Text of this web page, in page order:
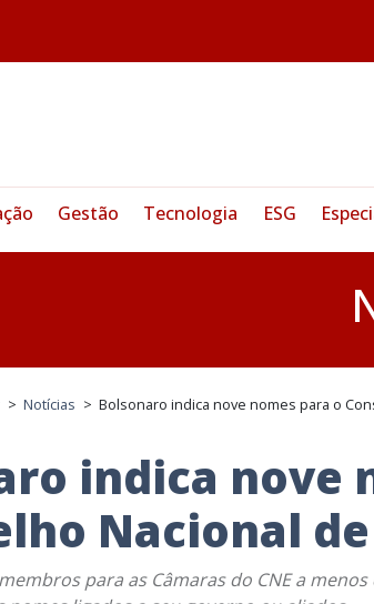
Gestão Tecnologia ESG
> Notícias > Bolsonaro indica nove nomes para o
indica nove
Nacional
para as Câmaras do CNE a